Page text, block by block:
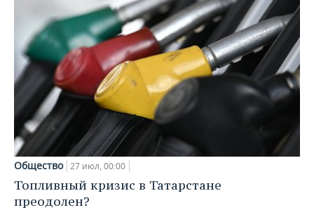
Общество 27 июл, 00:00
Топливный кризис в Татарстане
преодолен?